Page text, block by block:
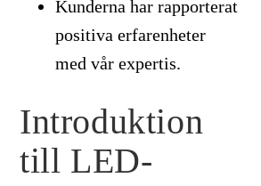
Kunderna har rapporterat
positiva erfarenheter
med vår expertis.
Introduktion
till LED-